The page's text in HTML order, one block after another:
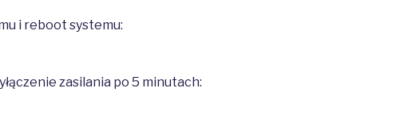
i reboot systemu:
zasilania po 5 minutach: